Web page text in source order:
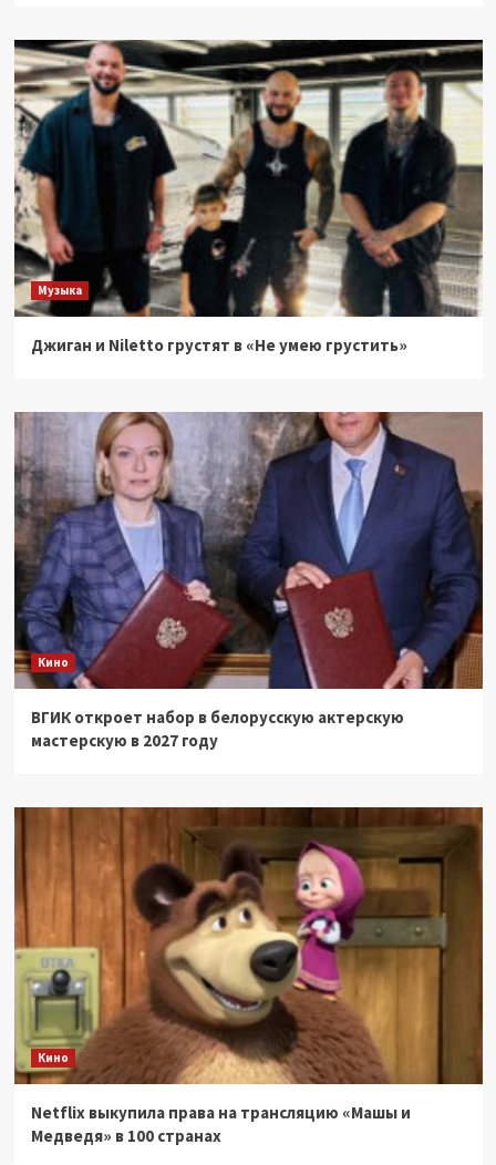
Музыка
Джиган и Niletto грустят в «Не умею грустить»
Кино
ВГИК откроет набор в белорусскую актерскую
мастерскую в 2027 году
Кино
Netflix выкупила права на трансляцию «Машы и
Медведя» в 100 странах